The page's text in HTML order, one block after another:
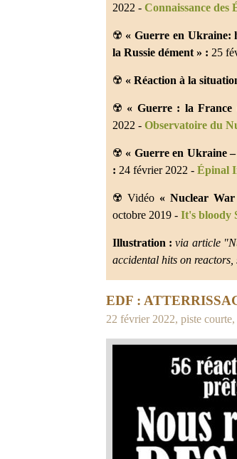
2022 -Connaissance des
☢️ « Guerre en Ukraine:
la Russie dément » : 25
☢️ « Réaction à la
☢️ « Guerre : la France
2022 -Observatoire du
☢️ « Guerre en Ukraine
: 24 février 2022 -Épinal
☢️ Vidéo « Nuclear
octobre 2019 -It's bloody
Illustration : via article
accidental hits on
EDF :
22 février 2022, piste